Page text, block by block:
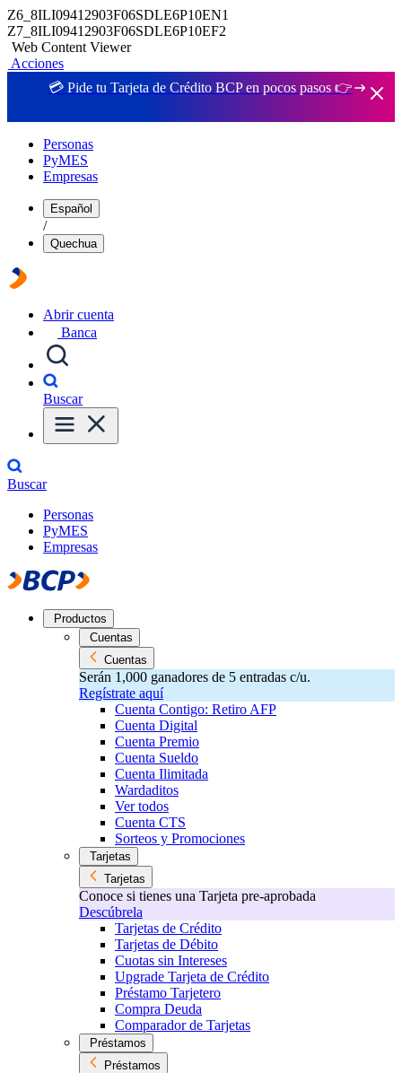
Z6_8ILI09412903F06SDLE6P10EN1
Z7_8ILI09412903F06SDLE6P10EF2
Web Content Viewer
Acciones
💳 Pide tu Tarjeta de Crédito BCP en pocos pasos 👉
Personas
PyMES
Empresas
Español
/
Quechua
Abrir cuenta
Banca
Buscar
Buscar
Personas
PyMES
Empresas
Productos
Cuentas
Cuentas
Serán 1,000 ganadores de 5 entradas c/u.
Regístrate aquí
Cuenta Contigo: Retiro AFP
Cuenta Digital
Cuenta Premio
Cuenta Sueldo
Cuenta Ilimitada
Wardaditos
Ver todos
Cuenta CTS
Sorteos y Promociones
Tarjetas
Tarjetas
Conoce si tienes una Tarjeta pre-aprobada
Descúbrela
Tarjetas de Crédito
Tarjetas de Débito
Cuotas sin Intereses
Upgrade Tarjeta de Crédito
Préstamo Tarjetero
Compra Deuda
Comparador de Tarjetas
Préstamos
Préstamos